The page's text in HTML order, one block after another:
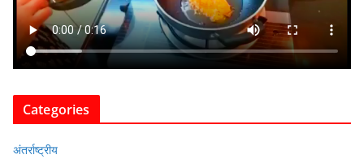
Categories
अंतर्राष्ट्रीय